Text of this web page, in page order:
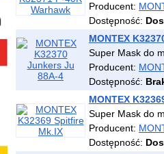
Producent:
Dostępność:
MONTEX
Super Mask do
Producent:
Dostępność:
MONTEX
Super Mask do
Producent:
Dostępność: